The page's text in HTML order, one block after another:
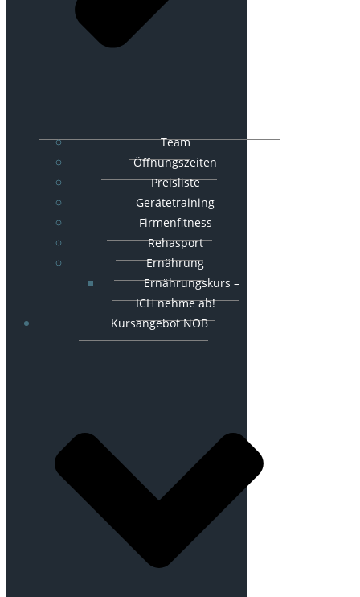
Team
Öffnungszeiten
Preisliste
Gerätetraining
Firmenfitness
Rehasport
Ernährung
Ernährungskurs –
ICH nehme ab!
Kursangebot NOB